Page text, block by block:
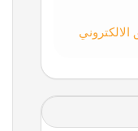
الالكتروني